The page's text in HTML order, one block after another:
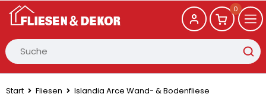
0
Start Fliesen Islandia Arce Wand- & Bodenfliese